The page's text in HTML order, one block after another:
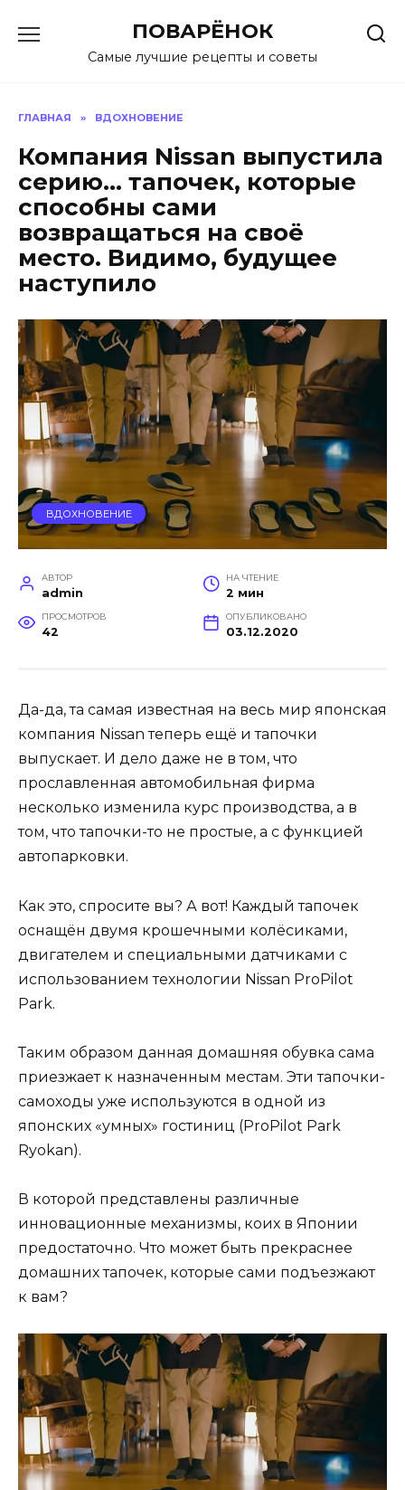
содержанию
ПОВАРЁНОК
Самые лучшие рецепты и советы
ГЛАВНАЯ » ВДОХНОВЕНИЕ
Компания Nissan выпустила
серию… тапочек, которые
способны сами
возвращаться на своё
место. Видимо, будущее
наступило
ВДОХНОВЕНИЕ
АВТОР
admin
НА ЧТЕНИЕ
2 мин
ПРОСМОТРОВ
42
ОПУБЛИКОВАНО
03.12.2020
Да-да, та самая известная на весь мир японская
компания Nissan теперь ещё и тапочки
выпускает. И дело даже не в том, что
прославленная автомобильная фирма
несколько изменила курс производства, а в
том, что тапочки-то не простые, а с функцией
автопарковки.
Как это, спросите вы? А вот! Каждый тапочек
оснащён двумя крошечными колёсиками,
двигателем и специальными датчиками с
использованием технологии Nissan ProPilot
Park.
Таким образом данная домашняя обувка сама
приезжает к назначенным местам. Эти тапочки-
самоходы уже используются в одной из
японских «умных» гостиниц (ProPilot Park
Ryokan).
В которой представлены различные
инновационные механизмы, коих в Японии
предостаточно. Что может быть прекраснее
домашних тапочек, которые сами подъезжают
к вам?